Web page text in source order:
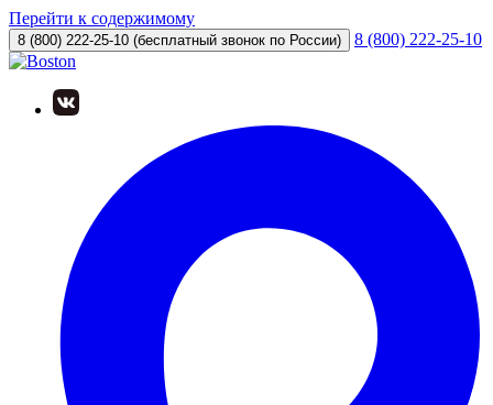
Перейти к содержимому
8 (800) 222-25-10 (бесплатный звонок по России) 8 (800) 222-25-10